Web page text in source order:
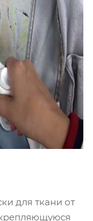
для ткани от